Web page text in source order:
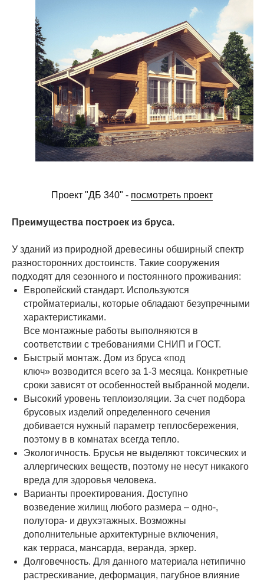
Проект "ДБ 340" - посмотреть проект
Преимущества построек из бруса.
У зданий из природной древесины обширный спектр
разносторонних достоинств. Такие сооружения
подходят для сезонного и постоянного проживания:
Европейский стандарт. Используются
стройматериалы, которые обладают безупречными
характеристиками.
Все монтажные работы выполняются в
соответствии с требованиями СНИП и ГОСТ.
Быстрый монтаж. Дом из бруса «под
ключ» возводится всего за 1-3 месяца. Конкретные
сроки зависят от особенностей выбранной модели.
Высокий уровень теплоизоляции. За счет подбора
брусовых изделий определенного сечения
добивается нужный параметр теплосбережения,
поэтому в в комнатах всегда тепло.
Экологичность. Брусья не выделяют токсических и
аллергических веществ, поэтому не несут никакого
вреда для здоровья человека.
Варианты проектирования. Доступно
возведение жилищ любого размера – одно-,
полутора- и двухэтажных. Возможны
дополнительные архитектурные включения,
как терраса, мансарда, веранда, эркер.
Долговечность. Для данного материала нетипично
растрескивание, деформация, пагубное влияние